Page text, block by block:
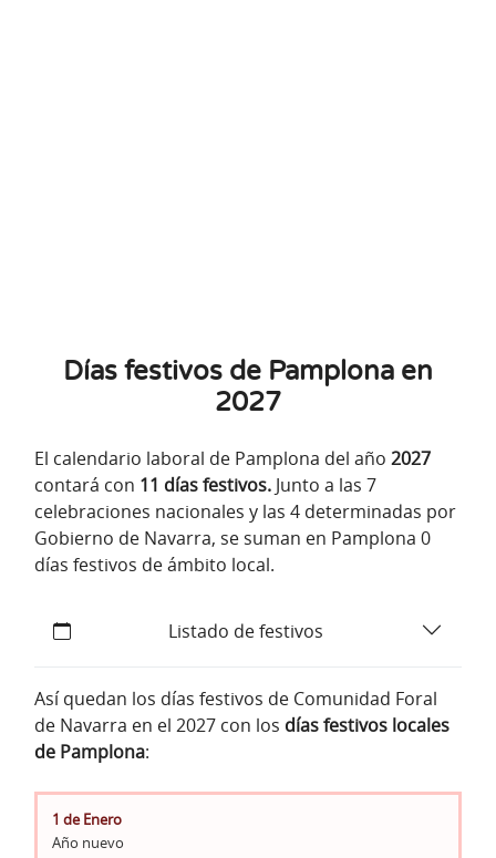
Días festivos de Pamplona en
2027
El calendario laboral de Pamplona del año 2027
contará con 11 días festivos. Junto a las 7
celebraciones nacionales y las 4 determinadas por
Gobierno de Navarra, se suman en Pamplona 0
días festivos de ámbito local.
Listado de festivos
Así quedan los días festivos de Comunidad Foral
de Navarra en el 2027 con los días festivos locales
de Pamplona:
1 de Enero
Año nuevo